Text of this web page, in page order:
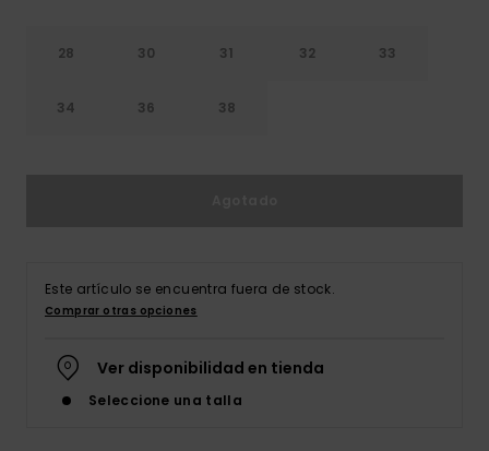
28 30 31 32 33
34 36 38
Este artículo se encuentra fuera de stock.
Comprar otras opciones
Ver disponibilidad en tienda
Seleccione una talla